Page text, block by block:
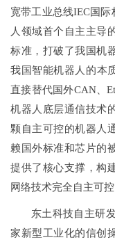
宽带工业总线IEC国
人领域首个自主主导
标准，打破了我国机
我国智能机器人的本
直接替代国外CAN、
机器人底层通信技术
颗自主可控的机器人
赖国外标准和芯片的
提供了核心支撑，构
网络技术完全自主可
东土科技自主研
家新型工业化的信创